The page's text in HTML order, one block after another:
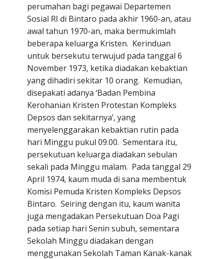
perumahan bagi pegawai Departemen
Sosial RI di Bintaro pada akhir 1960-an, atau
awal tahun 1970-an, maka bermukimlah
beberapa keluarga Kristen. Kerinduan
untuk bersekutu terwujud pada tanggal 6
November 1973, ketika diadakan kebaktian
yang dihadiri sekitar 10 orang. Kemudian,
disepakati adanya ‘Badan Pembina
Kerohanian Kristen Protestan Kompleks
Depsos dan sekitarnya’, yang
menyelenggarakan kebaktian rutin pada
hari Minggu pukul 09.00. Sementara itu,
persekutuan keluarga diadakan sebulan
sekali pada Minggu malam. Pada tanggal 29
April 1974, kaum muda di sana membentuk
Komisi Pemuda Kristen Kompleks Depsos
Bintaro. Seiring dengan itu, kaum wanita
juga mengadakan Persekutuan Doa Pagi
pada setiap hari Senin subuh, sementara
Sekolah Minggu diadakan dengan
menggunakan Sekolah Taman Kanak-kanak